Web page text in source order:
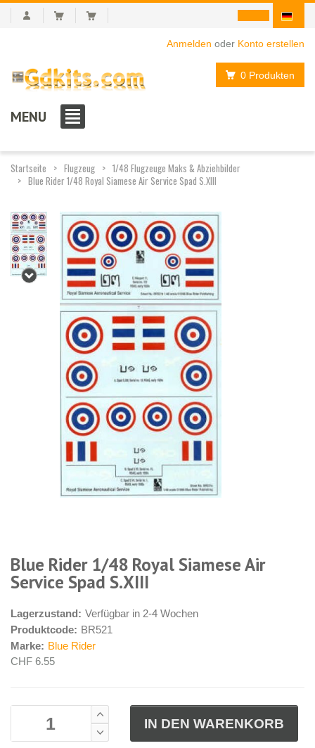
Anmelden oder Konto erstellen
0 Produkten
MENU
Startseite Flugzeug
1/48 Flugzeuge Maks & Abziehbilder
Blue Rider 1/48 Royal Siamese Air Service Spad S.XIII
Blue Rider 1/48 Royal Siamese Air
Service Spad S.XIII
Lagerzustand: Verfügbar in 2-4 Wochen
Produktcode: BR521
Marke: Blue Rider
CHF 6.55